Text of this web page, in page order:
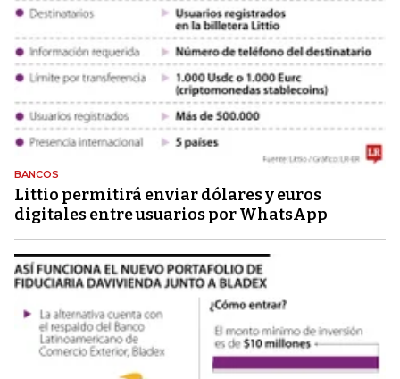
BANCOS
Littio permitirá enviar dólares y euros
digitales entre usuarios por WhatsApp